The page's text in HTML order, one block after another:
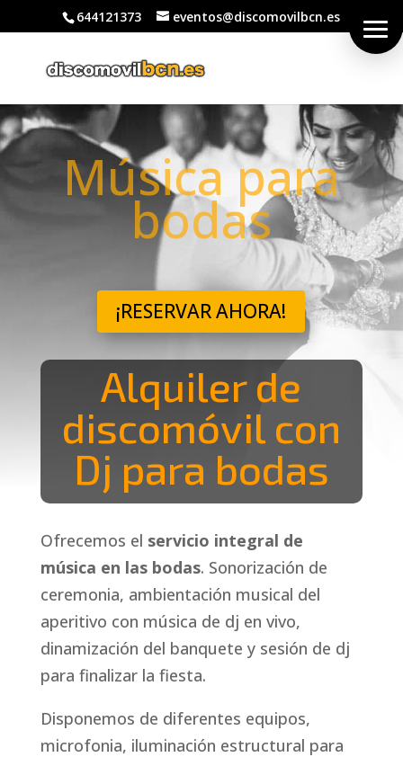
Inicio
nosotros
644121373 eventos@discomovilbcn.es
Música para
bodas
¡RESERVAR AHORA!
Alquiler de
discomóvil con
Dj para bodas
Ofrecemos el servicio integral de
música en las bodas. Sonorización de
ceremonia, ambientación musical del
aperitivo con música de dj en vivo,
dinamización del banquete y sesión de dj
para finalizar la fiesta.
Disponemos de diferentes equipos,
microfonia, iluminación estructural para